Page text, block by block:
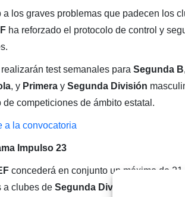
a los graves problemas que padecen los
ha reforzado el protocolo de control y
test semanales para Segunda B,
, y Primeray Segunda División
de competiciones de ámbito estatal.
a la convocatoria
Impulso 23
concederá en conjunto un máximo de
a clubes de Segunda División B